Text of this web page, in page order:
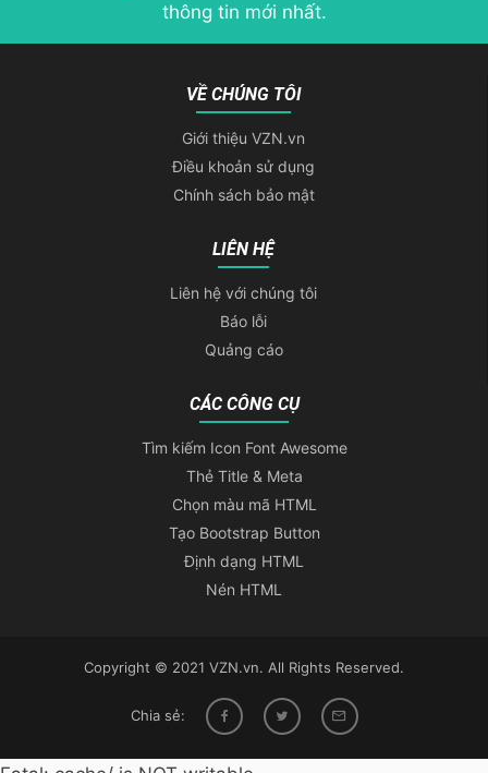
thông tin mới nhất.
VỀ CHÚNG TÔI
Giới thiệu VZN.vn
Điều khoản sử dụng
Chính sách bảo mật
LIÊN HỆ
Liên hệ với chúng tôi
Báo lỗi
Quảng cáo
CÁC CÔNG CỤ
Tìm kiếm Icon Font Awesome
Thẻ Title & Meta
Chọn màu mã HTML
Tạo Bootstrap Button
Định dạng HTML
Nén HTML
Copyright © 2021 VZN.vn. All Rights Reserved.
Chia sẻ: